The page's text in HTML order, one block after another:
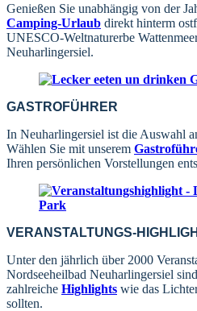
Genießen Sie unabhängig von der
Camping-Urlaub direkt hinterm
UNESCO-Weltnaturerbe
Neuharlingersiel.
GASTROFÜHRER
In Neuharlingersiel ist die Auswahl
Wählen Sie mit unserem
Ihren persönlichen Vorstellungen
VERANSTALTUNGS-
Unter den jährlich über 2000
Nordseeheilbad Neuharlingersiel
zahlreiche Highlights wie das
sollten.